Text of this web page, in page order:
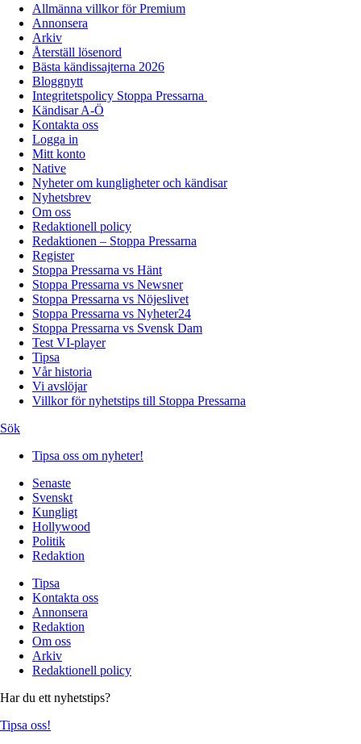
Allmänna villkor för Premium
Annonsera
Arkiv
Återställ lösenord
Bästa kändissajterna 2026
Bloggnytt
Integritetspolicy Stoppa Pressarna
Kändisar A-Ö
Kontakta oss
Logga in
Mitt konto
Native
Nyheter om kungligheter och kändisar
Nyhetsbrev
Om oss
Redaktionell policy
Redaktionen – Stoppa Pressarna
Register
Stoppa Pressarna vs Hänt
Stoppa Pressarna vs Newsner
Stoppa Pressarna vs Nöjeslivet
Stoppa Pressarna vs Nyheter24
Stoppa Pressarna vs Svensk Dam
Test VI-player
Tipsa
Vår historia
Vi avslöjar
Villkor för nyhetstips till Stoppa Pressarna
Sök
Tipsa oss om nyheter!
Senaste
Svenskt
Kungligt
Hollywood
Politik
Redaktion
Tipsa
Kontakta oss
Annonsera
Redaktion
Om oss
Arkiv
Redaktionell policy
Har du ett nyhetstips?
Tipsa oss!